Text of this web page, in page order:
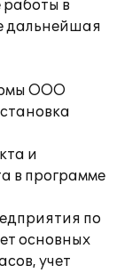
в
дальнейшая
ООО
и
в программе
по
основных
учет